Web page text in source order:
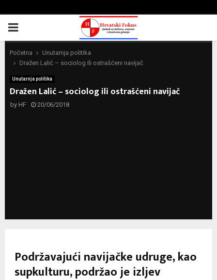
PRIMARY
MENU
Početna
Unutarnja politika
Dražen Lalić – sociolog ili ostrašćeni navijač
Unutarnja politika
Dražen Lalić – sociolog ili ostrašćeni navijač
by HF 20/06/2018
Podržavajući navijačke udruge, kao
supkulturu, podržao je izljev